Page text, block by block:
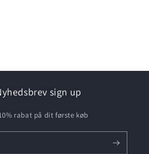
sign up
rabat på dit første køb